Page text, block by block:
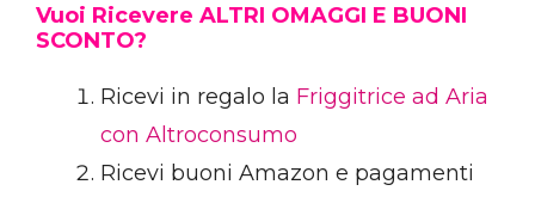
Vuoi Ricevere ALTRI OMAGGI E BUONI
SCONTO?
Ricevi in regalo la Friggitrice ad Aria
con Altroconsumo
Ricevi buoni Amazon e pagamenti